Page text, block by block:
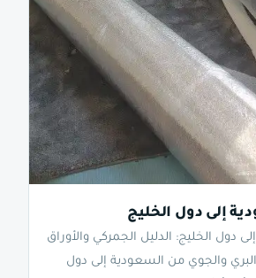
إلى دول الخليج
دول الخليج: الدليل الجمركي والأوراق
والجوي من السعودية إلى دول